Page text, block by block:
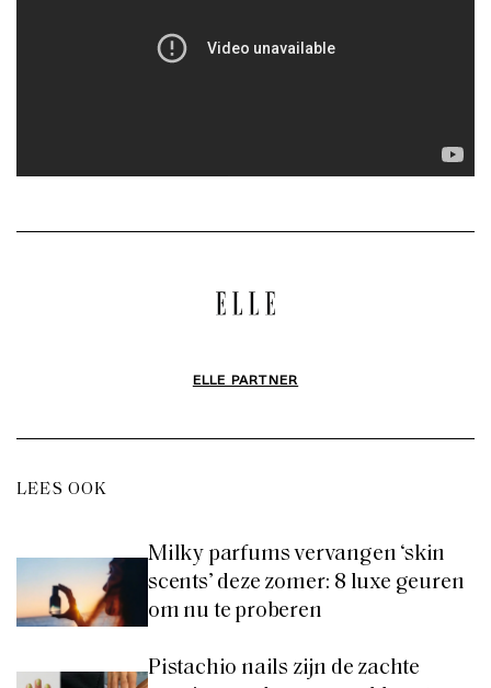
ELLE PARTNER
LEES OOK
Milky parfums vervangen ‘skin
scents’ deze zomer: 8 luxe geuren
om nu te proberen
Pistachio nails zijn de zachte